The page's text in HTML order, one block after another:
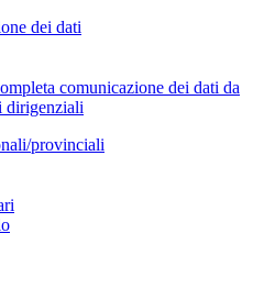
dei dati
comunicazione dei dati da
dirigenziali
provinciali